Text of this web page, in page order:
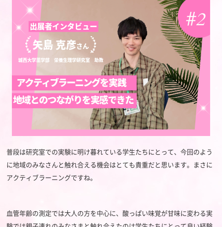
普段は研究室での実験に明け暮れている学生たちにとって、今回のよう
に地域のみなさんと触れ合える機会はとても貴重だと思います。まさに
アクティブラーニングですね。
血管年齢の測定では大人の方を中心に、酸っぱい味覚が甘味に変わる実